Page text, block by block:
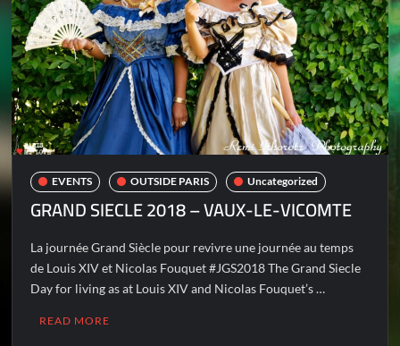
EVENTS OUTSIDE PARIS Uncategorized
GRAND SIECLE 2018 – VAUX-LE-VICOMTE
La journée Grand Siècle pour revivre une journée au temps
de Louis XIV et Nicolas Fouquet #JGS2018 The Grand Siecle
Day for living as at Louis XIV and Nicolas Fouquet’s …
READ MORE